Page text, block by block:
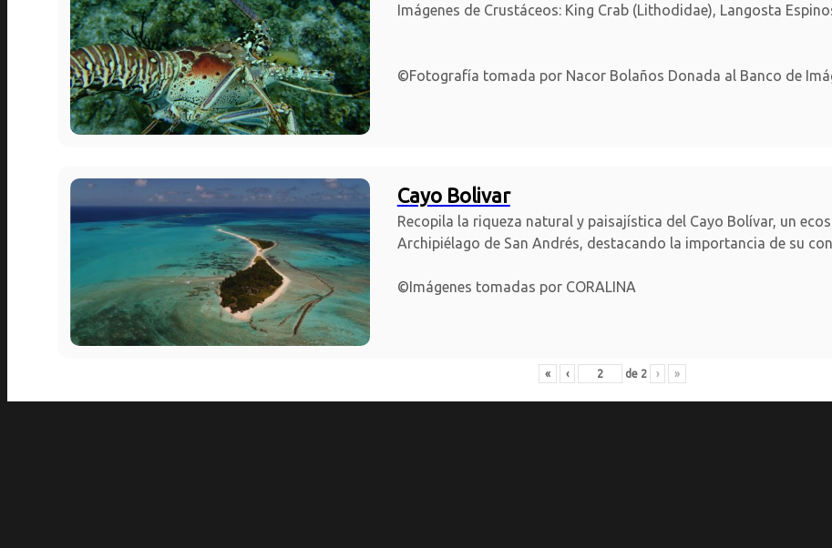
Imágenes de Crustáceos: King Crab (Lithodidae), Langosta
©Fotografía tomada por Nacor Bolaños Donada al Banco de
Cayo Bolivar
Recopila la riqueza natural y paisajística del Cayo Bolívar, un
Archipiélago de San Andrés, destacando la importancia de su
©Imágenes tomadas por CORALINA
« ‹ de 2 › »